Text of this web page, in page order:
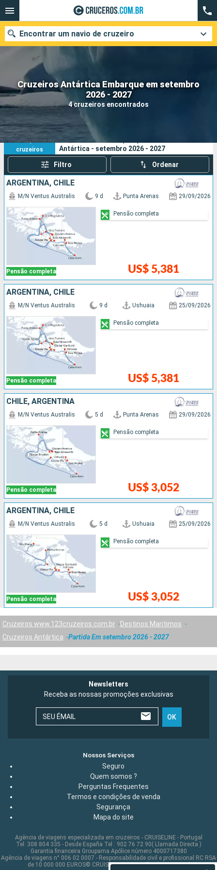
Cruzeiros Antártica Embarque em setembro
2026 - 2027
4 cruzeiros encontrados
Encontrar um navio de cruzeiro
Quando ir?
Data de partida
Cidades
Pesquisar
4
cruzeiros
Os seus critérios de pesquisa:
Antártica - setembro 2026 - 2027
Filtro Ordenar
ARGENTINA, CHILE
Pensão completa
M/N Ventus Australis 9 d Punta Arenas 29/09/2026
US$ 5,381
Pensão completa
ARGENTINA, CHILE
Pensão completa
M/N Ventus Australis 9 d Ushuaia 25/09/2026
US$ 5,381
Pensão completa
CHILE, ARGENTINA
Pensão completa
M/N Ventus Australis 5 d Punta Arenas 29/09/2026
US$ 3,052
Pensão completa
ARGENTINA, CHILE
Pensão completa
M/N Ventus Australis 5 d Ushuaia 25/09/2026
US$ 3,052
Pensão completa
Cruzeiros www.123cruzeiros.com.br
Destinos Maritimos
Cruzeiros Antártica
Partida Em setembro 2026 - 2027
Newsletters
Receba as nossas promoções exclusivas
SEU ÉMAIL OK
Nossos Serviços
Seguro
Quem somos ?
Perguntas Frequentes
Termos e condições de venda
Segurança
Mapa do site
Agência de viagens especializada em cruzeiros - CRUISELINE - Portugal
Tel: 308 804 335 - Desde España Tel : 902 76 72 90( Llamada Directa )
Garantia financeira Groupama Apólice número 4000717380
Agência de viagens n° 006 02 0007 - Responsabilidade civil e profissional RC RSA
de 10 000 000 EUROS© CRUISELINE 2026 - all rights reserved